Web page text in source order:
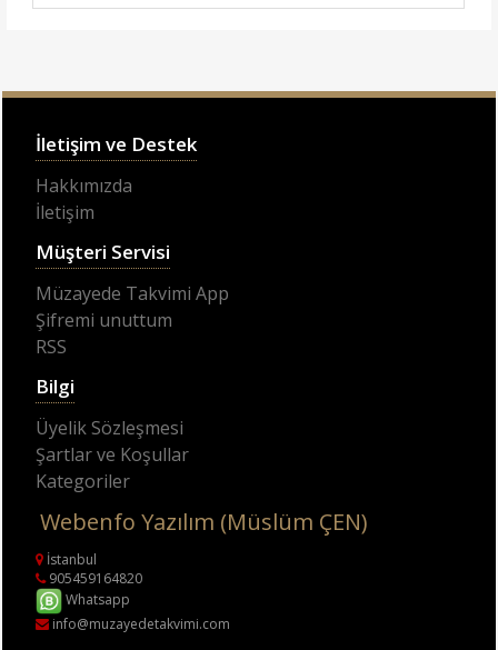
İletişim ve Destek
Hakkımızda
İletişim
Müşteri Servisi
Müzayede Takvimi App
Şifremi unuttum
RSS
Bilgi
Üyelik Sözleşmesi
Şartlar ve Koşullar
Kategoriler
Webenfo Yazılım (Müslüm ÇEN)
İstanbul
905459164820
Whatsapp
info@muzayedetakvimi.com